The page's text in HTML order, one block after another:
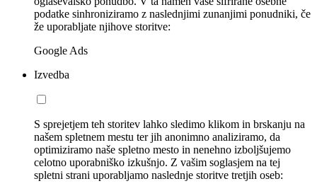
podatke sinhroniziramo z naslednjimi zunanjimi ponudniki, če
že uporabljate njihove storitve:
Google Ads
Izvedba
S sprejetjem teh storitev lahko sledimo klikom in brskanju na
našem spletnem mestu ter jih anonimno analiziramo, da
optimiziramo naše spletno mesto in nenehno izboljšujemo
celotno uporabniško izkušnjo. Z vašim soglasjem na tej
spletni strani uporabljamo naslednje storitve tretjih oseb: